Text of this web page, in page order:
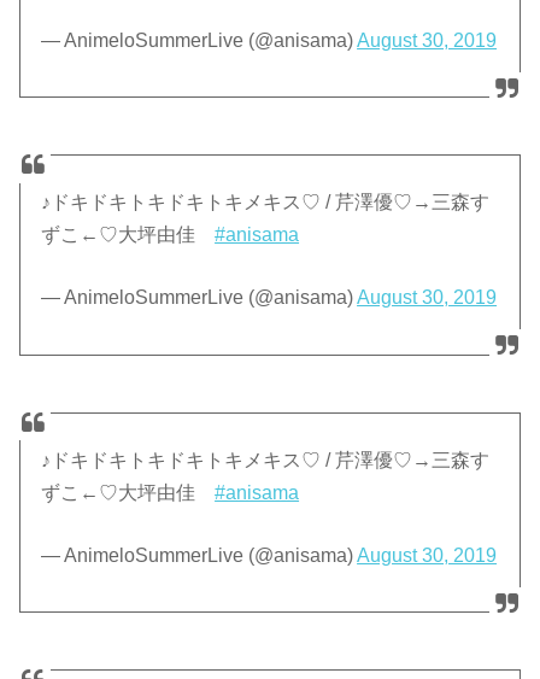
— AnimeloSummerLive (@anisama)August 30, 2019
♪ドキドキトキドキトキメキス♡ / 芹澤優♡→三森す
ずこ←♡大坪由佳#anisama
— AnimeloSummerLive (@anisama)August 30, 2019
♪ドキドキトキドキトキメキス♡ / 芹澤優♡→三森す
ずこ←♡大坪由佳#anisama
— AnimeloSummerLive (@anisama)August 30, 2019